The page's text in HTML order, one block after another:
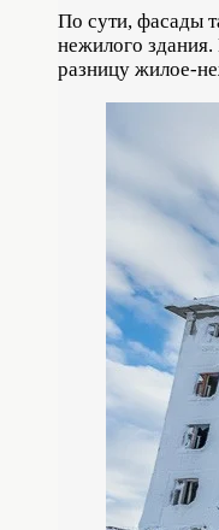
По сути, фасады
нежилого
разницу жилое-